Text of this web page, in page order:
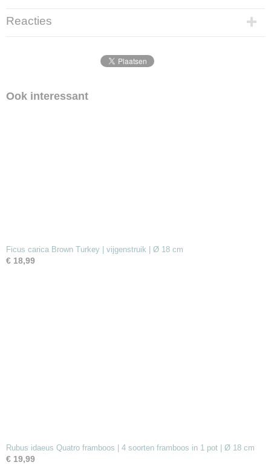
18 cm x 18 cm
Reacties
Ook interessant
Ficus carica Brown Turkey | vijgenstruik | Ø 18 cm
€ 18,99
Rubus idaeus Quatro framboos | 4 soorten framboos in 1 pot | Ø 18 cm
€ 19,99